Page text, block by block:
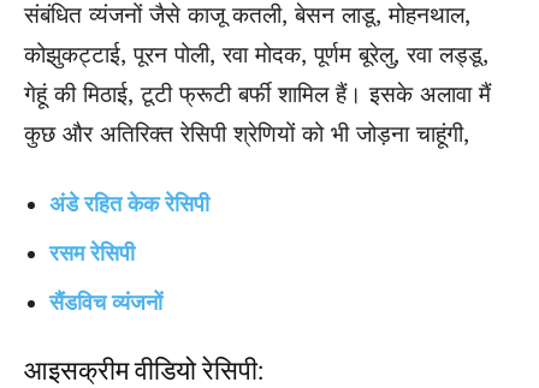
संबंधित व्यंजनों जैसे काजू कतली, बेसन लाडू, मोहनथाल,
कोझुकट्टाई, पूरन पोली, रवा मोदक, पूर्णम बूरेलु, रवा लड्डू,
गेहूं की मिठाई, टूटी फ्रूटी बर्फी शामिल हैं। इसके अलावा मैं
कुछ और अतिरिक्त रेसिपी श्रेणियों को भी जोड़ना चाहूंगी,
अंडे रहित केक रेसिपी
रसम रेसिपी
सैंडविच व्यंजनों
आइसक्रीम वीडियो रेसिपी: